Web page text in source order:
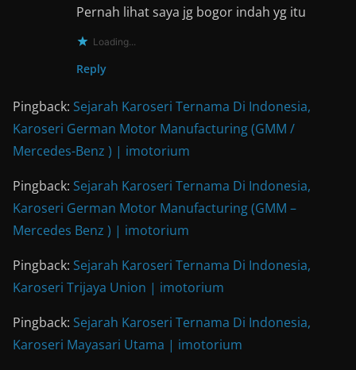
Pernah lihat saya jg bogor indah yg itu
Loading...
Reply
Pingback: Sejarah Karoseri Ternama Di Indonesia,
Karoseri German Motor Manufacturing (GMM /
Mercedes-Benz ) | imotorium
Pingback: Sejarah Karoseri Ternama Di Indonesia,
Karoseri German Motor Manufacturing (GMM –
Mercedes Benz ) | imotorium
Pingback: Sejarah Karoseri Ternama Di Indonesia,
Karoseri Trijaya Union | imotorium
Pingback: Sejarah Karoseri Ternama Di Indonesia,
Karoseri Mayasari Utama | imotorium